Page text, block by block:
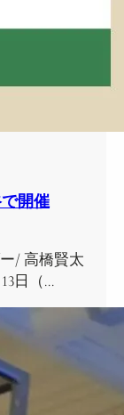
開催
/ 高橋賢太
日（…